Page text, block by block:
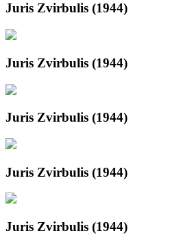
Juris Zvirbulis (1944)
Juris Zvirbulis (1944)
Juris Zvirbulis (1944)
Juris Zvirbulis (1944)
Juris Zvirbulis (1944)